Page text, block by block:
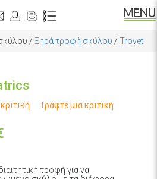
/ Ξηρά τροφή σκύλου / Trovet
Γράψτε μια κριτική
τροφή για να